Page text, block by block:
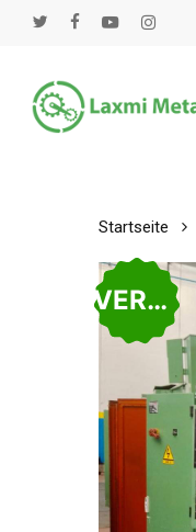
Hauptinhalt
zwitschernFacebookYoutubeinstagram
Startseite
VERKAUFT